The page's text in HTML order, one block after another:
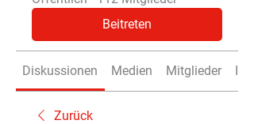
Beitreten
Diskussionen Medien Mitglieder Info
Zurück